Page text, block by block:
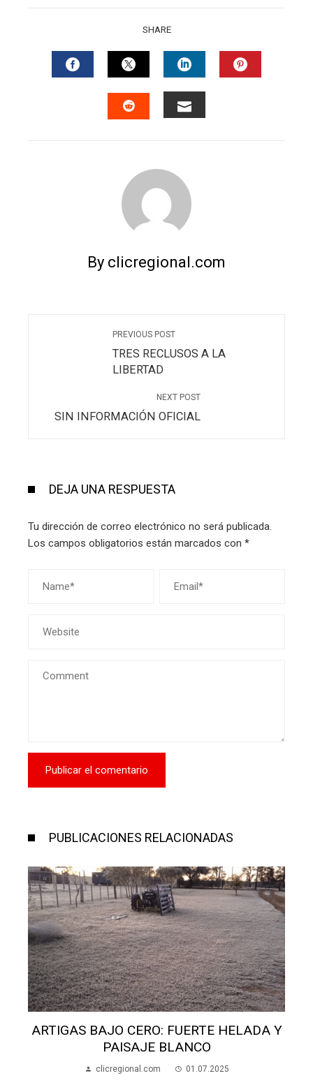
SHARE
FACEBOOKTWITTERLINKEDIN
By clicregional.com
PREVIOUS POST
TRES RECLUSOS A LA
LIBERTAD
NEXT POST
SIN INFORMACIÓN OFICIAL
DEJA UNA RESPUESTA
Tu dirección de correo electrónico no será publicada.
Los campos obligatorios están marcados con *
PUBLICACIONES RELACIONADAS
ARTIGAS BAJO CERO: FUERTE HELADA Y
PAISAJE BLANCO
clicregional.com 01.07.2025